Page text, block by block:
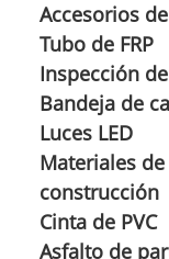
Accesorios de
Tubo de FRP
Inspección
Bandeja de
Luces LED
Materiales
construcción
Cinta de PVC
Asfalto de